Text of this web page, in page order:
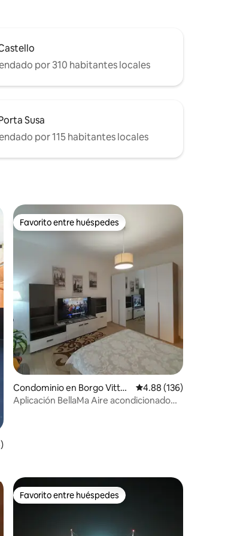
por 310 habitantes locales
Susa
por 115 habitantes locales
promedio: 5.0 de 5; 134 evaluaciones
Favorito entre huéspedes
Favorito entre huéspedes
Condominio en Borgo Vittori
a
Calificación promedio:
4.88 (136)
Aplicación BellaMa Aire acondicionado
Favorito entre huéspedes
Favorito entre huéspedes